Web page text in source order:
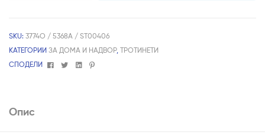
SKU: 3774O / 5368A / ST00406
КАТЕГОРИИ ЗА ДОМА И НАДВОР, ТРОТИНЕТИ
СПОДЕЛИ
FacebookTwitterLinkedin
Pinterest
Опис